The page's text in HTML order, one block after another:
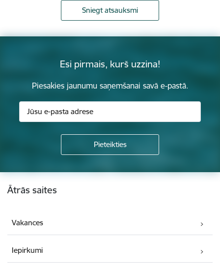
Sniegt atsauksmi
Esi pirmais, kurš uzzina!
Piesakies jaunumu saņemšanai savā e-pastā.
Kājene
Ātrās saites
Vakances
Iepirkumi